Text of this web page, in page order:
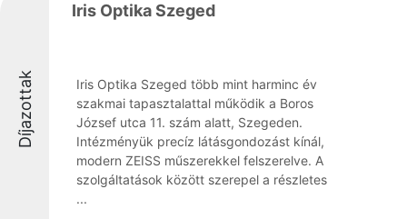
Díjazottak
Iris Optika Szeged
Iris Optika Szeged több mint harminc év
szakmai tapasztalattal működik a Boros
József utca 11. szám alatt, Szegeden.
Intézményük precíz látásgondozást kínál,
modern ZEISS műszerekkel felszerelve. A
szolgáltatások között szerepel a részletes
...